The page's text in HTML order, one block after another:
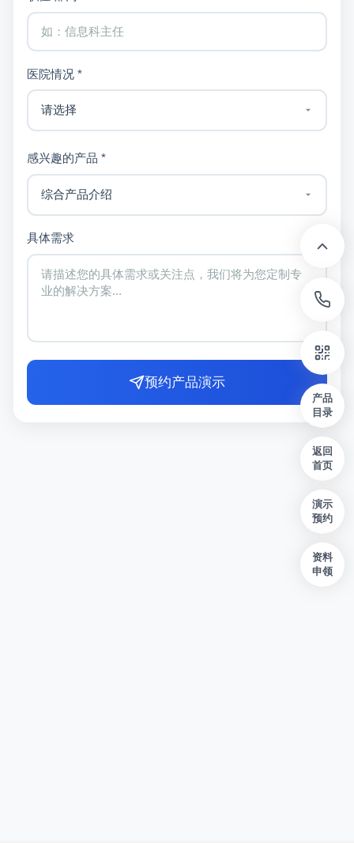
医院情况 *
感兴趣的产品 *
具体需求
预约产品演示
产品
目录
返回
首页
演示
预约
资料
申领